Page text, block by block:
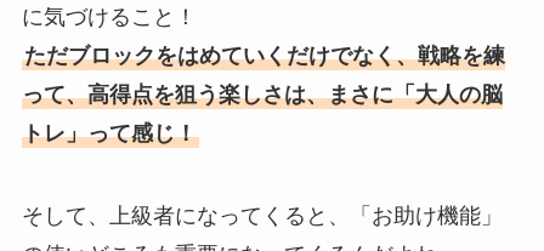
に気づけること！
ただブロックをはめていくだけでなく、戦略を練
って、高得点を狙う楽しさは、まさに「大人の脳
トレ」って感じ！
そして、上級者になってくると、「お助け機能」